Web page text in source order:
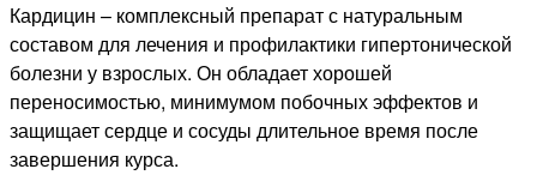
Кардицин – комплексный препарат с натуральным
составом для лечения и профилактики гипертонической
болезни у взрослых. Он обладает хорошей
переносимостью, минимумом побочных эффектов и
защищает сердце и сосуды длительное время после
завершения курса.